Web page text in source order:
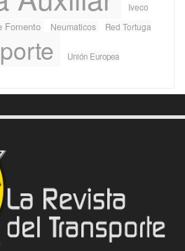
Iveco
Fomento Neumaticos Red Tortuga
Unión Europea